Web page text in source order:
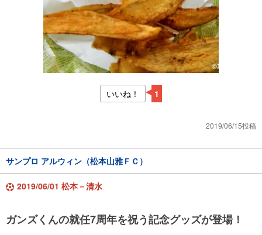
いいね！ 1
2019/06/15投稿
サンプロ アルウィン（松本山雅ＦＣ）
2019/06/01 松本－清水
ガンズくんの就任7周年を祝う記念グッズが登場！